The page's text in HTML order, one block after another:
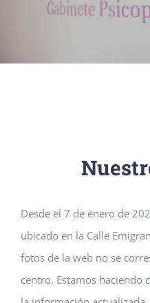
Desde el 7 de enero de
ubicado en la Calle
fotos de la web no se
centro. Estamos haciendo